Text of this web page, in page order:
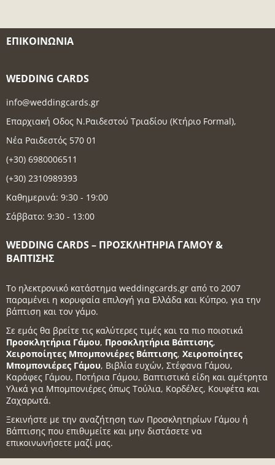
ΕΠΙΚΟΙΝΩΝΊΑ
WEDDING CARDS
info@weddingcards.gr
Επαρχιακή Οδος Ν.Ραιδεστού Τριαδίου (Κτήριο Formal),
Νέα Ραιδεστός 570 01
(+30) 6980006511
(+30) 2310989393
Καθημερινά: 9:30 - 19:00
Σάββατο: 9:30 - 13:00
WEDDING CARDS – ΠΡΟΣΚΛΗΤΉΡΙΑ ΓΆΜΟΥ &
ΒΆΠΤΙΣΗΣ
Το ηλεκτρονικό κατάστημα weddingcards.gr από το 2007
παραμένει η κορυφαία επιλογή για Ελλάδα και Κύπρο, για την
βάπτιση και τον γάμο.
Σε εμάς θα βρείτε τις καλύτερες τιμές και τα πιο ποιοτικά
Προσκλητήρια Γάμου, Προσκλητήρια Βάπτισης,
Χειροποίητες Μπομπονιέρες Βάπτισης, Χειροποίητες
Μπομπονιέρες Γάμου, Βιβλία ευχών, Στέφανα Γάμου,
Καράφες Γάμου, Ποτήρια Γάμου, Βαπτιστικά είδη και αμέτρητα
Υλικά για Μπομπονιέρες όπως Τούλια, Κορδέλες, Κουφέτα και
Ζαχαρωτά.
Ξεκινήστε με την αναζήτηση των Προσκλητηρίων Γάμου ή
Βάπτισης που επιθυμείτε και μην διστάσετε να
επικοινωνήσετε μαζί μας.